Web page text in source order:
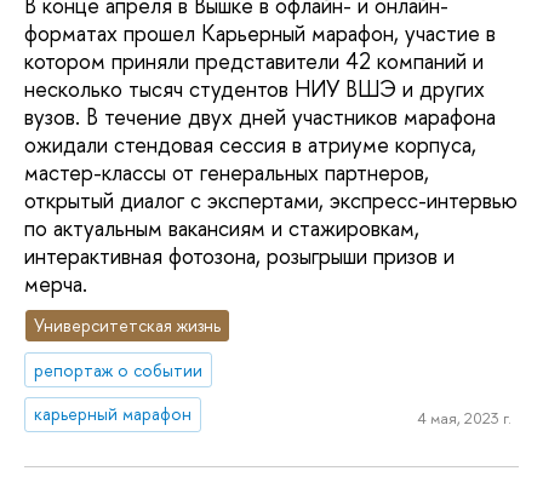
форматах прошел Карьерный марафон, участие в
котором приняли представители 42 компаний и
несколько тысяч студентов НИУ ВШЭ и других
вузов. В течение двух дней участников марафона
ожидали стендовая сессия в атриуме корпуса,
мастер-классы от генеральных партнеров,
открытый диалог с экспертами, экспресс-интервью
по актуальным вакансиям и стажировкам,
интерактивная фотозона, розыгрыши призов и
мерча.
Университетская жизнь
репортаж о событии
карьерный марафон
4 мая, 2023 г.